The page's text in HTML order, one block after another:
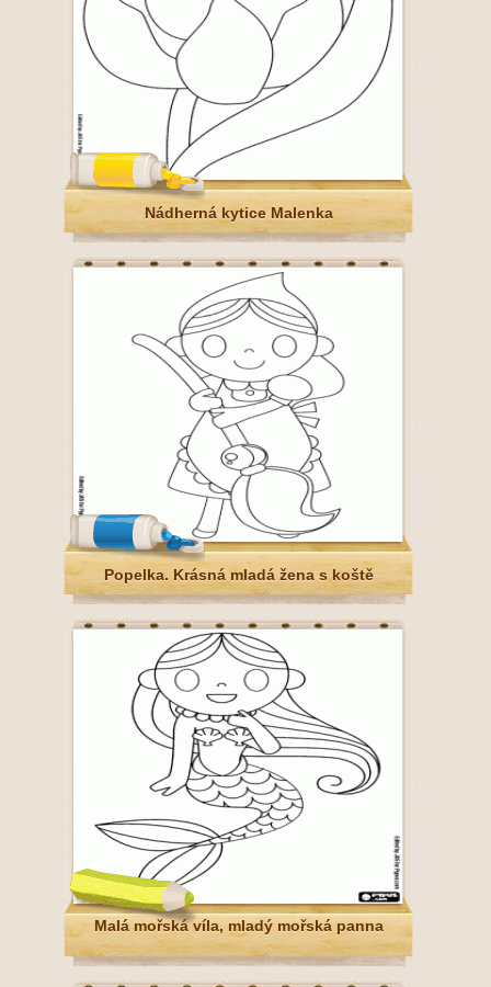
Nádherná kytice Malenka
Popelka. Krásná mladá žena s koště
Malá mořská víla, mladý mořská panna